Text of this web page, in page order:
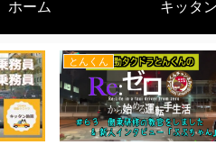
ホーム キッタン
とんくん つーさ